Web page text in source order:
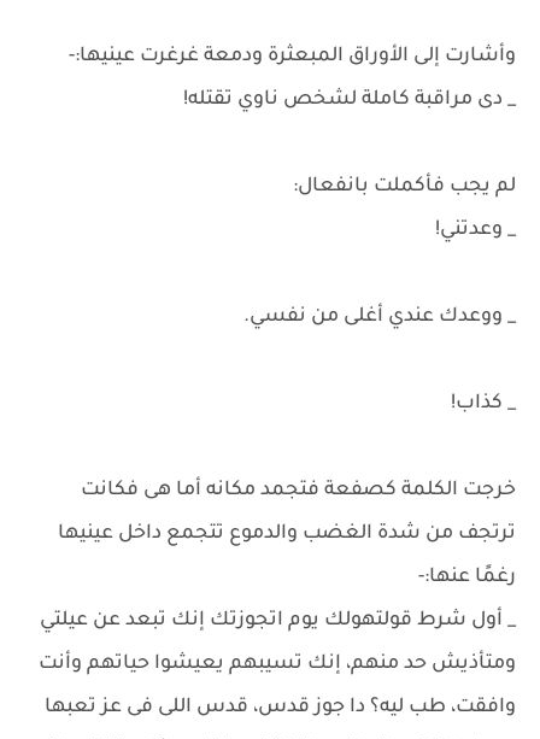
وأشارت إلى الأوراق المبعثرة ودمعة غرغرت عينيها:-
_ دى مراقبة كاملة لشخص ناوي تقتله!
لم يجب فأكملت بانفعال:
_ وعدتني!
_ ووعدك عندي أغلى من نفسي.
_ كذاب!
خرجت الكلمة كصفعة فتجمد مكانه أما هى فكانت
ترتجف من شدة الغضب والدموع تتجمع داخل عينيها
رغمًا عنها:-
_ أول شرط قولتهولك يوم اتجوزتك إنك تبعد عن عيلتي
ومتأذيش حد منهم، إنك تسيبهم يعيشوا حياتهم وأنت
وافقت، طب ليه؟ دا جوز قدس، قدس اللى فى عز تعبها